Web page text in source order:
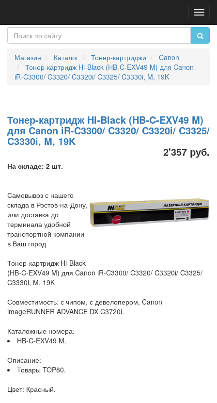
Магазин Каталог Тонер-картриджи
Canon
Тонер-картридж Hi-Black (HB-C-EXV49 M) для Canon
iR-C3300/ C3320/ C3320i/ C3325/ C3330i, M, 19K
Тонер-картридж Hi-Black (HB-C-EXV49 M)
для Canon iR-C3300/ C3320/ C3320i/ C3325/
C3330i, M, 19K
2'357 руб.
На складе: 2 шт.
Самовывоз с нашего
склада в Ростов-на-Дону,
или доставка до
терминала удобной
транспортной компании
в Ваш город
Тонер-картридж Hi-Black
(HB-C-EXV49 M) для Canon iR-C3300/ C3320/ C3320i/ C3325/
C3330i, M, 19K
Совместимость: с чипом, с девелопером, Canon
imageRUNNER ADVANCE DX C3720i.
Каталожные номера:
HB-C-EXV49 M.
Описание:
Товары TOP80.
Цвет: Красный.